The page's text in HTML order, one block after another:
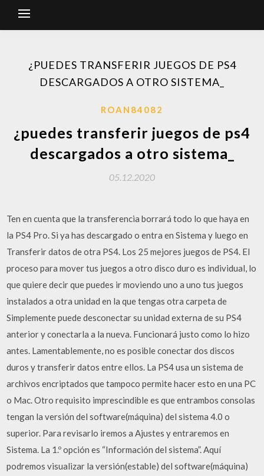
¿PUEDES TRANSFERIR JUEGOS DE PS4
DESCARGADOS A OTRO SISTEMA_
ROAN84082
¿puedes transferir juegos de ps4
descargados a otro sistema_
05.12.2020
Ten en cuenta que la transferencia borrará todo lo que haya en
la PS4 Pro. Si ya has descargado o entra en Sistema y luego en
Transferir datos de otra PS4. Los 25 mejores juegos de PS4. El
proceso para mover tus juegos a otro disco duro es individual, lo
que quiere decir que puedes ir moviendo uno a uno tus juegos
instalados a otra unidad en la que tengas otra carpeta de
Simplemente puede desconectar su unidad externa de su PS4
anterior y conectarla a la nueva. Funcionará justo como lo hizo
antes. Lamentablemente, no es posible conectar dos discos
duros y transferir datos entre ellos. La PS4 usa un sistema de
archivos encriptados que tampoco permite hacer esto en una PC
o Mac. Otro requisito imprescindible es que entrambos consolas
tengan la versión del software(máquina) del sistema 4.0 o
superior. Para revisarlo iremos a Ajustes y entraremos en
Sistema. La 1.º opción es “Información del sistema”. Aquí
podremos visualizar la versión(estable) del software(máquina)